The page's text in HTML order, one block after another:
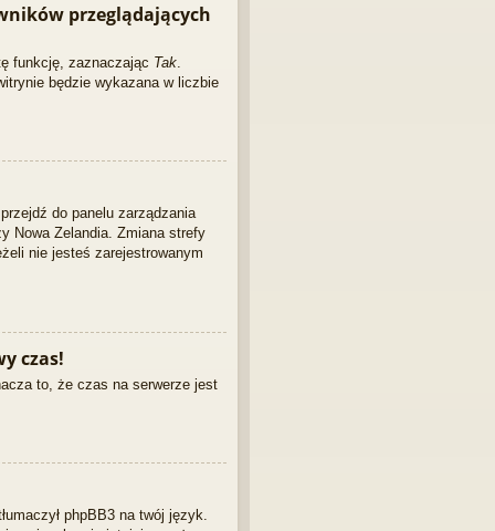
przeglądających
tę funkcję, zaznaczając Tak
będzie wykazana w liczbie
do panelu zarządzania
Nowa Zelandia. Zmiana strefy
nie jesteś zarejestrowanym
czas!
to, że czas na serwerze jest
phpBB3 na twój język.